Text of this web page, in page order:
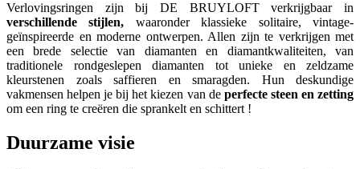
Verlovingsringen zijn bij DE BRUYLOFT verkrijgbaar in
verschillende stijlen, waaronder klassieke solitaire, vintage-
geïnspireerde en moderne ontwerpen. Allen zijn te verkrijgen met
een brede selectie van diamanten en diamantkwaliteiten, van
traditionele rondgeslepen diamanten tot unieke en zeldzame
kleurstenen zoals saffieren en smaragden. Hun deskundige
vakmensen helpen je bij het kiezen van deperfecte steen en zetting
om een ​​ring te creëren die sprankelt en schittert !
Duurzame visie